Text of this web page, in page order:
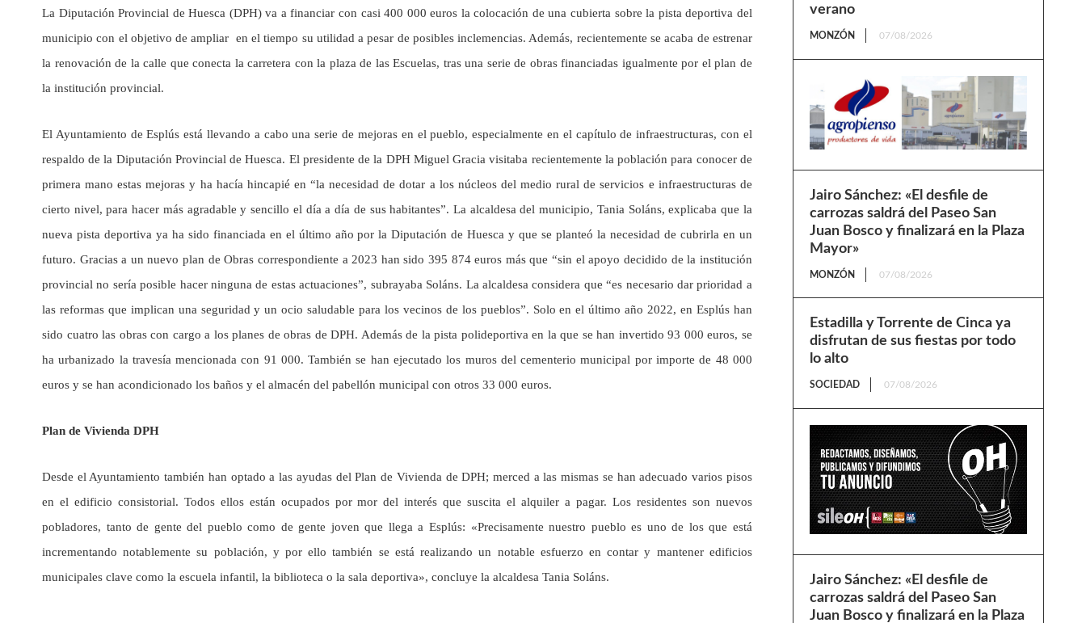
La Diputación Provincial de Huesca (DPH) va a financiar con casi 400 000 euros la colocación de una cubierta sobre la pista deportiva del
municipio con el objetivo de ampliar en el tiempo su utilidad a pesar de posibles inclemencias. Además, recientemente se acaba de estrenar
la renovación de la calle que conecta la carretera con la plaza de las Escuelas, tras una serie de obras financiadas igualmente por el plan de
la institución provincial.
El Ayuntamiento de Esplús está llevando a cabo una serie de mejoras en el pueblo, especialmente en el capítulo de infraestructuras, con el
respaldo de la Diputación Provincial de Huesca. El presidente de la DPH Miguel Gracia visitaba recientemente la población para conocer de
primera mano estas mejoras y ha hacía hincapié en “la necesidad de dotar a los núcleos del medio rural de servicios e infraestructuras de
cierto nivel, para hacer más agradable y sencillo el día a día de sus habitantes”. La alcaldesa del municipio, Tania Soláns, explicaba que la
nueva pista deportiva ya ha sido financiada en el último año por la Diputación de Huesca y que se planteó la necesidad de cubrirla en un
futuro. Gracias a un nuevo plan de Obras correspondiente a 2023 han sido 395 874 euros más que “sin el apoyo decidido de la institución
provincial no sería posible hacer ninguna de estas actuaciones”, subrayaba Soláns. La alcaldesa considera que “es necesario dar prioridad a
las reformas que implican una seguridad y un ocio saludable para los vecinos de los pueblos”. Solo en el último año 2022, en Esplús han
sido cuatro las obras con cargo a los planes de obras de DPH. Además de la pista polideportiva en la que se han invertido 93 000 euros, se
ha urbanizado la travesía mencionada con 91 000. También se han ejecutado los muros del cementerio municipal por importe de 48 000
euros y se han acondicionado los baños y el almacén del pabellón municipal con otros 33 000 euros.
Plan de Vivienda DPH
Desde el Ayuntamiento también han optado a las ayudas del Plan de Vivienda de DPH; merced a las mismas se han adecuado varios pisos
en el edificio consistorial. Todos ellos están ocupados por mor del interés que suscita el alquiler a pagar. Los residentes son nuevos
pobladores, tanto de gente del pueblo como de gente joven que llega a Esplús: «Precisamente nuestro pueblo es uno de los que está
incrementando notablemente su población, y por ello también se está realizando un notable esfuerzo en contar y mantener edificios
municipales clave como la escuela infantil, la biblioteca o la sala deportiva», concluye la alcaldesa Tania Soláns.
verano
MONZÓN 07/08/2026
Jairo Sánchez: «El desfile de
carrozas saldrá del Paseo San
Juan Bosco y finalizará en la Plaza
Mayor»
MONZÓN 07/08/2026
Estadilla y Torrente de Cinca ya
disfrutan de sus fiestas por todo
lo alto
SOCIEDAD 07/08/2026
Jairo Sánchez: «El desfile de
carrozas saldrá del Paseo San
Juan Bosco y finalizará en la Plaza